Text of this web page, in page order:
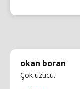
okan boran
Çok üzücü.